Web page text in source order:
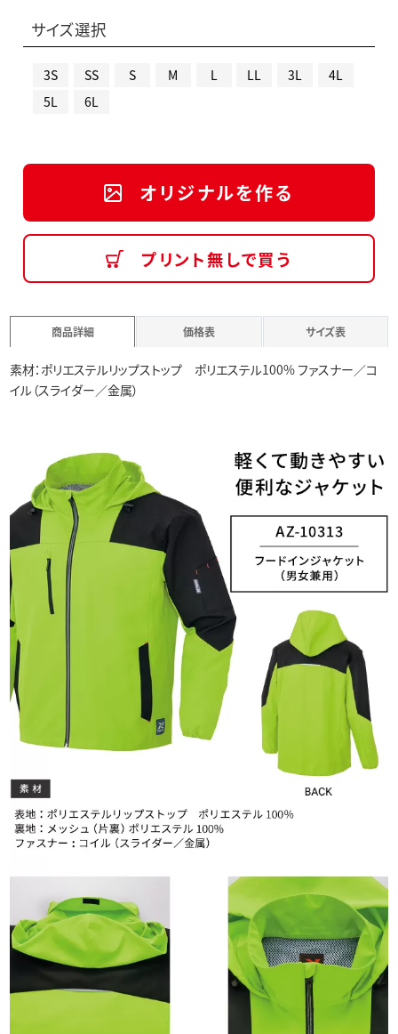
サイズ選択
3S SS S M L LL 3L
4L
5L
6L
オリジナルを作る
プリント無しで買う
商品詳細 価格表 サイズ表
素材：ポリエステルリップストップ ポリエステル100% ファスナー／コ
イル（スライダー／金属）